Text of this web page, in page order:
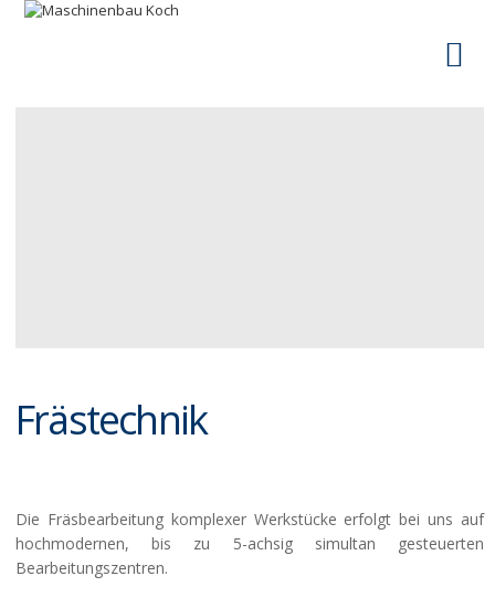
Frästechnik
Die Fräsbearbeitung komplexer Werkstücke erfolgt bei uns auf
hochmodernen, bis zu 5-achsig simultan gesteuerten
Bearbeitungszentren.